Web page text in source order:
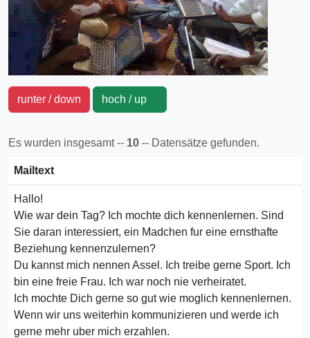
runter / down hoch / up
Es wurden insgesamt -- 10 -- Datensätze gefunden.
Mailtext
Hallo!
Wie war dein Tag? Ich mochte dich kennenlernen. Sind
Sie daran interessiert, ein Madchen fur eine ernsthafte
Beziehung kennenzulernen?
Du kannst mich nennen Assel. Ich treibe gerne Sport. Ich
bin eine freie Frau. Ich war noch nie verheiratet.
Ich mochte Dich gerne so gut wie moglich kennenlernen.
Wenn wir uns weiterhin kommunizieren und werde ich
gerne mehr uber mich erzahlen.